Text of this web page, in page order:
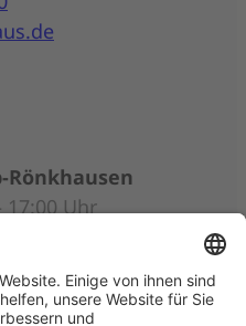
17:00 Uhr
individueller
der